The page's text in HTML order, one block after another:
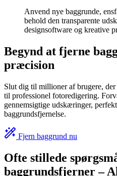
Anvend nye baggrunde,
behold den transparente
designsoftware og kreative
Begynd at fjerne
præcision
Slut dig til millioner af brugere,
til professionel fotoredigering.
gennemsigtige udskæringer,
baggrundsfjernelse.
Fjern baggrund nu
Ofte stillede
baggrundsfjerner –